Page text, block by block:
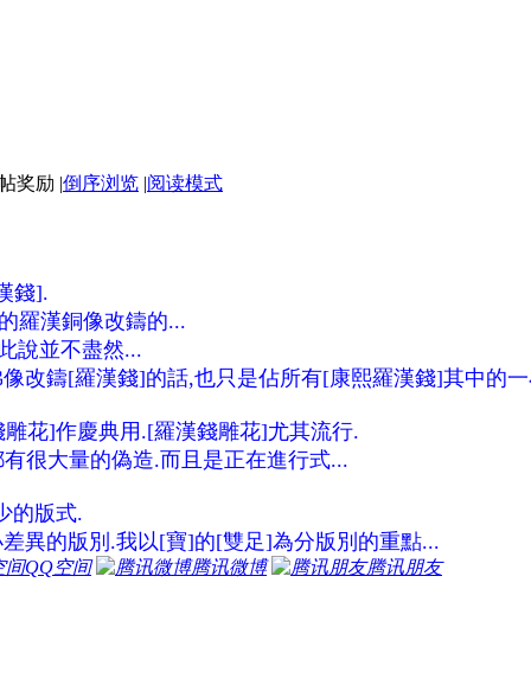
|倒序浏览 |阅读模式
錢].
羅漢銅像改鑄的...
說並不盡然...
改鑄[羅漢錢]的話,也只是佔所有[康熙羅漢錢]其中的
花]作慶典用.[羅漢錢雕花]尤其流行.
很大量的偽造.而且是正在進行式...
的版式.
異的版別.我以[寶]的[雙足]為分版別的重點...
QQ空间 腾讯微博
腾讯朋友